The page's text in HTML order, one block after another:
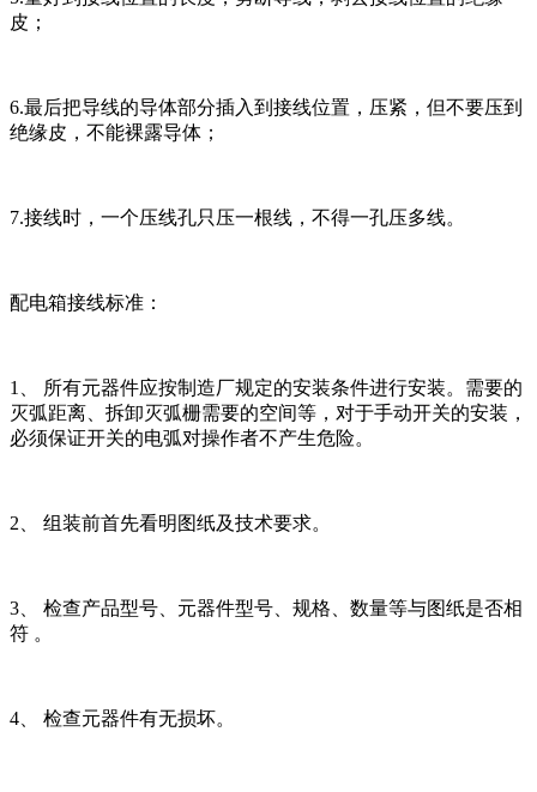
皮；
6.最后把导线的导体部分插入到接线位置，压紧，但不要压到
绝缘皮，不能裸露导体；
7.接线时，一个压线孔只压一根线，不得一孔压多线。
配电箱接线标准：
1、 所有元器件应按制造厂规定的安装条件进行安装。需要的
灭弧距离、拆卸灭弧栅需要的空间等，对于手动开关的安装，
必须保证开关的电弧对操作者不产生危险。
2、 组装前首先看明图纸及技术要求。
3、 检查产品型号、元器件型号、规格、数量等与图纸是否相
符 。
4、 检查元器件有无损坏。